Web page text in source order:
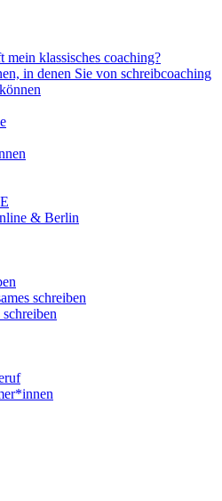
mein klassisches coaching?
in denen Sie von schreibcoaching
& Berlin
schreiben